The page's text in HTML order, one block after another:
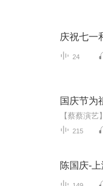
庆祝七一
24
国庆节为
215
陈国庆-